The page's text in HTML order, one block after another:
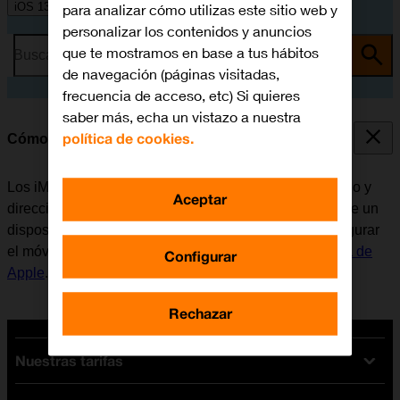
iOS 13.1
Busca por problema o tema
Cómo configurar el móvil para iMessage
Los iMessages se pueden enviar a números de teléfono y
direcciones de correo electrónico si el destinatario tiene un
dispositivo que disponga de iMessage. Antes de configurar
el móvil para iMessage, es necesario
activar la Cuenta de
Apple.
Nuestras tarifas
para analizar cómo utilizas este sitio web y
personalizar los contenidos y anuncios
que te mostramos en base a tus hábitos
de navegación (páginas visitadas,
frecuencia de acceso, etc) Si quieres
saber más, echa un vistazo a nuestra
política de cookies.
Configurar
Rechazar
Aceptar